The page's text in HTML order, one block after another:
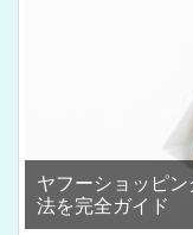
ヤフーショッピ
法を完全ガイド